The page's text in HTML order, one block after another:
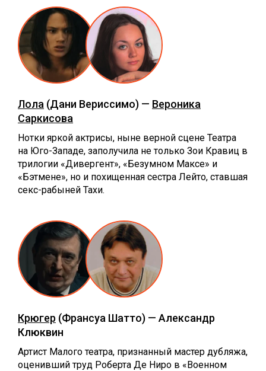
Лола (Дани Вериссимо) — Вероника
Саркисова
Нотки яркой актрисы, ныне верной сцене Театра
на Юго-Западе, заполучила не только Зои Кравиц в
трилогии «Дивергент», «Безумном Максе» и
«Бэтмене», но и похищенная сестра Лейто, ставшая
секс-рабыней Тахи.
Крюгер (Франсуа Шатто) — Александр
Клюквин
Артист Малого театра, признанный мастер дубляжа,
оценивший труд Роберта Де Ниро в «Военном